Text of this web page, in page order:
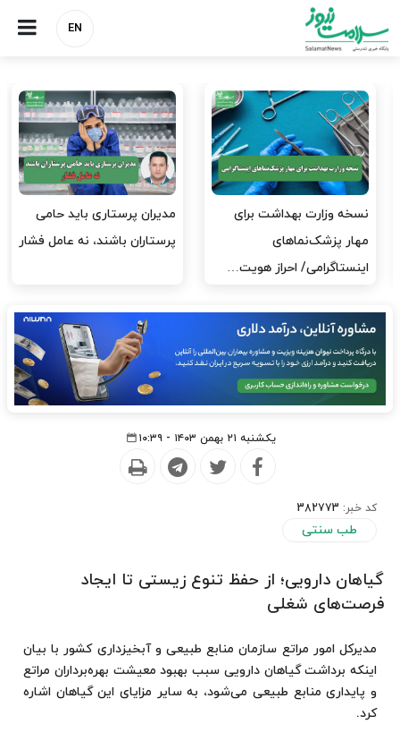
EN
مدیران پرستاری باید حامی
پرستاران باشند، نه عامل فشار
مدیریت سلامت، میدان
آزمون و خطا نیست
یکشنبه ۲۱ بهمن ۱۴۰۳ - ۱۰:۳۹
کد خبر: 382773
طب سنتی
گیاهان دارویی؛ از حفظ تنوع زیستی تا ایجاد
فرصت‌های شغلی
مدیرکل امور مراتع سازمان منابع طبیعی و آبخیزداری کشور با بیان
اینکه برداشت گیاهان دارویی سبب بهبود معیشت بهره‌برداران مراتع
و پایداری منابع طبیعی می‌شود، به سایر مزایای این گیاهان اشاره
کرد.